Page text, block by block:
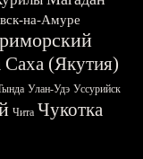
на-Амуре
Саха (Якутия)
Улан-Удэ Уссурийск
Чита Чукотка